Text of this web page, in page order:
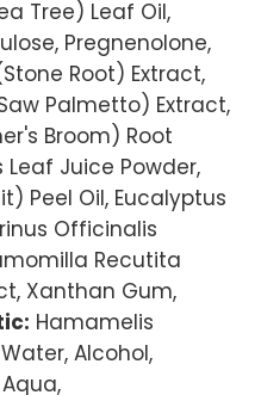
Tree) Leaf Oil,
Pregnenolone,
Root) Extract,
Palmetto) Extract,
Broom) Root
Leaf Juice Powder,
Peel Oil, Eucalyptus
Officinalis
Recutita
Xanthan Gum,
Hamamelis
Alcohol,